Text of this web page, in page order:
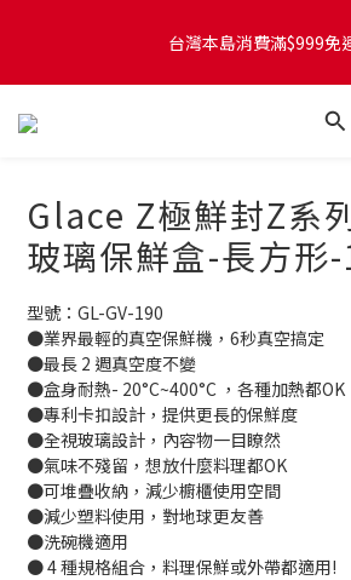
出貨
台灣本島訂單將於付款完成後的下個工作
Glace Z極鮮封Z系
玻璃保鮮盒-長方形
型號：GL-GV-190
●業界最輕的真空保鮮機，6秒真空搞定
●最長 2 週真空度不變
●盒身耐熱- 20°C~400°C ，各種加熱都OK
●專利卡扣設計，提供更長的保鮮度
●全視玻璃設計，內容物一目瞭然
●氣味不殘留，想放什麼料理都OK
●可堆疊收納，減少櫥櫃使用空間
●減少塑料使用，對地球更友善
●洗碗機適用
● 4 種規格組合，料理保鮮或外帶都適用!